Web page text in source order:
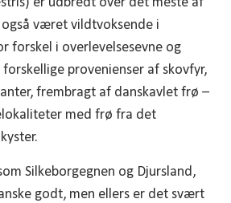
også været vildtvoksende i
forskel i overlevelsesevne og
provenienser af skovfyr,
frembragt af danskavlet frø –
med frø fra det
Silkeborgegnen og Djursland,
godt, men ellers er det svært